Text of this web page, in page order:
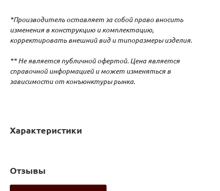
*Производитель оставляет за собой право вносить
изменения в конструкцию и комплектацию,
корректировать внешний вид и типоразмеры изделия.
** Не является публичной офертой. Цена является
справочной информацией и может изменяться в
зависимости от конъюнктуры рынка.
Характеристики
Отзывы